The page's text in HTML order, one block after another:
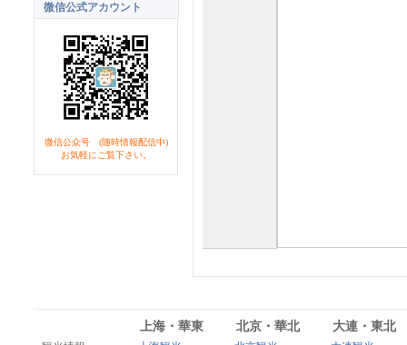
微信公式アカウント
微信公众号 (随時情報配信中)
お気軽にご覧下さい。
上海・華東 北京・華北 大連・東北